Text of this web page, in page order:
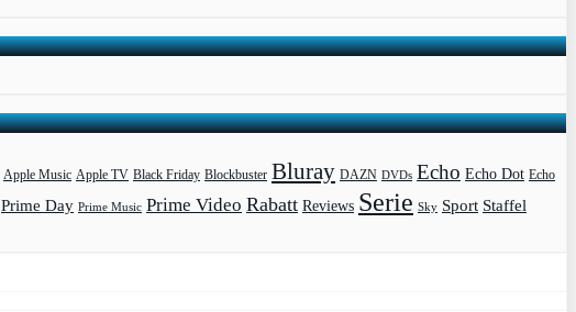
Apple Music Apple TV Black Friday Blockbuster Bluray DAZN DVDs Echo Echo Dot Echo
Prime Day Prime Music Prime Video Rabatt Reviews Serie Sky Sport Staffel